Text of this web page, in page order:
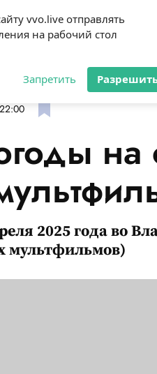
vvo.live отправлять
на рабочий стол
Запретить
на сегодня в стиле
на
2025 года во
мультфильмов)